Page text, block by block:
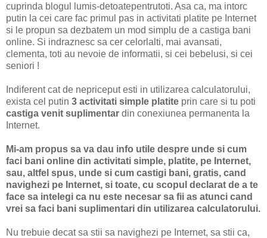
cuprinda blogul lumis-detoatepentrutoti. Asa ca, ma intorc
putin la cei care fac primul pas in activitati platite pe Internet
si le propun sa dezbatem un mod simplu de a castiga bani
online. Si indraznesc sa cer celorlalti, mai avansati,
clementa, toti au nevoie de informatii, si cei bebelusi, si cei
seniori !
Indiferent cat de nepriceput esti in utilizarea calculatorului,
exista cel putin 3 activitati simple platite prin care si tu poti
castiga venit suplimentar din conexiunea permanenta la
Internet.
Mi-am propus sa va dau info utile despre unde si cum
faci bani online din activitati simple, platite, pe Internet,
sau, altfel spus, unde si cum castigi bani, gratis, cand
navighezi pe Internet, si toate, cu scopul declarat de a te
face sa intelegi ca nu este necesar sa fii as atunci cand
vrei sa faci bani suplimentari din utilizarea calculatorului.
Nu trebuie decat sa stii sa navighezi pe Internet, sa stii ca,